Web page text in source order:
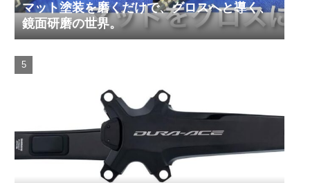
マット塗装を磨くだけで、グロスへと導く、
鏡面研磨の世界。